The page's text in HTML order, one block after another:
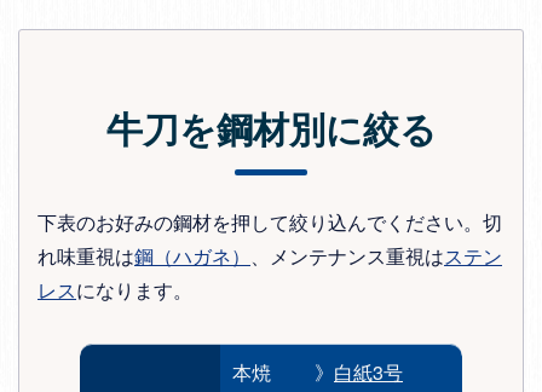
牛刀を鋼材別に絞る
下表のお好みの鋼材を押して絞り込んでください。切
れ味重視は鋼（ハガネ） 、メンテナンス重視はステン
レスになります。
本焼 》 白紙3号